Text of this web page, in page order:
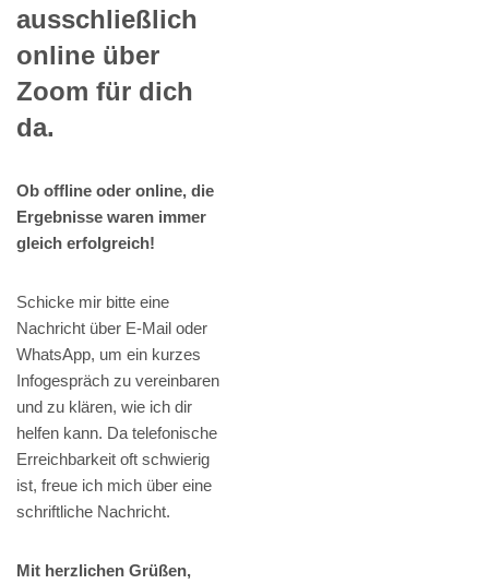
ausschließlich
online über
Zoom für dich
da.
Ob offline oder online, die
Ergebnisse waren immer
gleich erfolgreich!
Schicke mir bitte eine
Nachricht über E-Mail oder
WhatsApp, um ein kurzes
Infogespräch zu vereinbaren
und zu klären, wie ich dir
helfen kann. Da telefonische
Erreichbarkeit oft schwierig
ist, freue ich mich über eine
schriftliche Nachricht.
Mit herzlichen Grüßen,